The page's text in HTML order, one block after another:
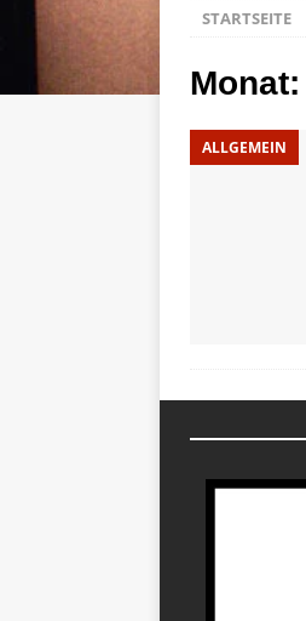
STARTSEITE
Monat:
ALLGEMEIN